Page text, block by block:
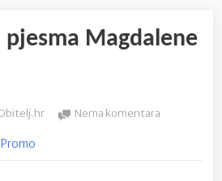
pjesma Magdalene
Nema komentara
nova
Promo